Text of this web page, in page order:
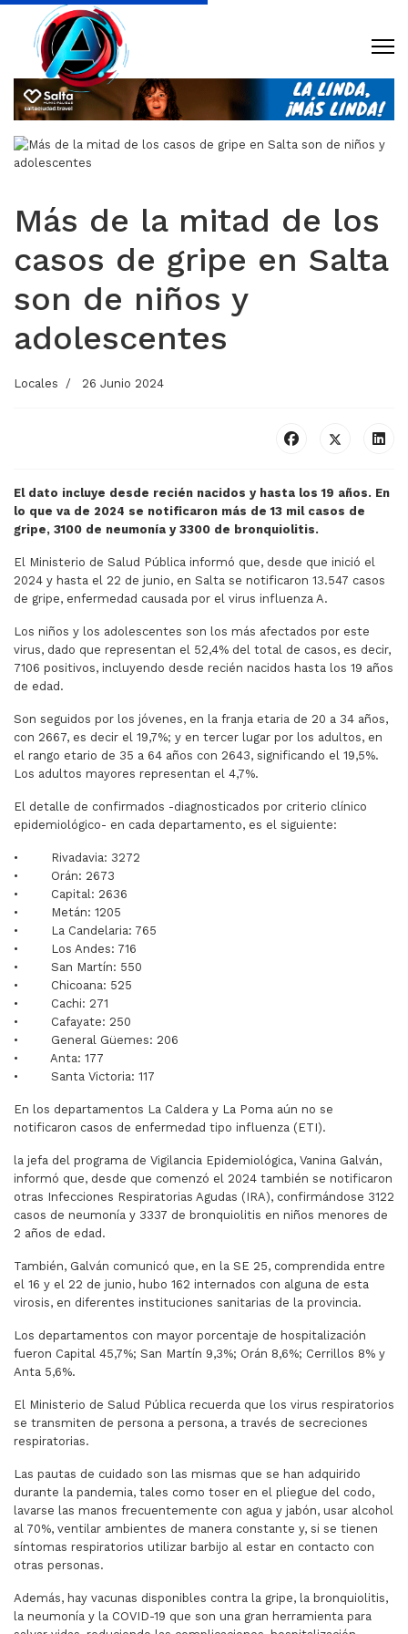
Más de la mitad de los
casos de gripe en Salta
son de niños y
adolescentes
Locales 26 Junio 2024
El dato incluye desde recién nacidos y hasta los 19 años. En
lo que va de 2024 se notificaron más de 13 mil casos de
gripe, 3100 de neumonía y 3300 de bronquiolitis.
El Ministerio de Salud Pública informó que, desde que inició el
2024 y hasta el 22 de junio, en Salta se notificaron 13.547 casos
de gripe, enfermedad causada por el virus influenza A.
Los niños y los adolescentes son los más afectados por este
virus, dado que representan el 52,4% del total de casos, es decir,
7106 positivos, incluyendo desde recién nacidos hasta los 19 años
de edad.
Son seguidos por los jóvenes, en la franja etaria de 20 a 34 años,
con 2667, es decir el 19,7%; y en tercer lugar por los adultos, en
el rango etario de 35 a 64 años con 2643, significando el 19,5%.
Los adultos mayores representan el 4,7%.
El detalle de confirmados -diagnosticados por criterio clínico
epidemiológico- en cada departamento, es el siguiente:
• Rivadavia: 3272
• Orán: 2673
• Capital: 2636
• Metán: 1205
• La Candelaria: 765
• Los Andes: 716
• San Martín: 550
• Chicoana: 525
• Cachi: 271
• Cafayate: 250
• General Güemes: 206
• Anta: 177
• Santa Victoria: 117
En los departamentos La Caldera y La Poma aún no se
notificaron casos de enfermedad tipo influenza (ETI).
la jefa del programa de Vigilancia Epidemiológica, Vanina Galván,
informó que, desde que comenzó el 2024 también se notificaron
otras Infecciones Respiratorias Agudas (IRA), confirmándose 3122
casos de neumonía y 3337 de bronquiolitis en niños menores de
2 años de edad.
También, Galván comunicó que, en la SE 25, comprendida entre
el 16 y el 22 de junio, hubo 162 internados con alguna de esta
virosis, en diferentes instituciones sanitarias de la provincia.
Los departamentos con mayor porcentaje de hospitalización
fueron Capital 45,7%; San Martín 9,3%; Orán 8,6%; Cerrillos 8% y
Anta 5,6%.
El Ministerio de Salud Pública recuerda que los virus respiratorios
se transmiten de persona a persona, a través de secreciones
respiratorias.
Las pautas de cuidado son las mismas que se han adquirido
durante la pandemia, tales como toser en el pliegue del codo,
lavarse las manos frecuentemente con agua y jabón, usar alcohol
al 70%, ventilar ambientes de manera constante y, si se tienen
síntomas respiratorios utilizar barbijo al estar en contacto con
otras personas.
Además, hay vacunas disponibles contra la gripe, la bronquiolitis,
la neumonía y la COVID-19 que son una gran herramienta para